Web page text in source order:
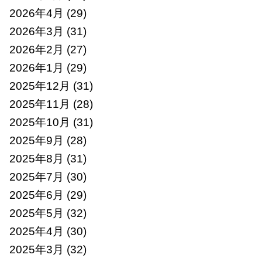
2026年4月 (29)
2026年3月 (31)
2026年2月 (27)
2026年1月 (29)
2025年12月 (31)
2025年11月 (28)
2025年10月 (31)
2025年9月 (28)
2025年8月 (31)
2025年7月 (30)
2025年6月 (29)
2025年5月 (32)
2025年4月 (30)
2025年3月 (32)